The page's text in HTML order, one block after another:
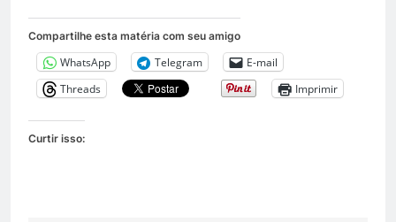
Compartilhe esta matéria com seu amigo
WhatsApp Telegram
E-mail
Threads
Imprimir
Curtir isso: